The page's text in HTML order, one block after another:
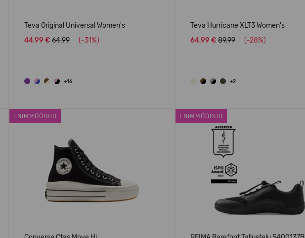
Teva Original Universal Women's
44,99 € 64.99 (-31%)
+16
Teva Hurricane XLT3 Women's
64,99 € 89.99 (-28%)
+2
ENIMMÜÜDUD ENIMMÜÜDUD